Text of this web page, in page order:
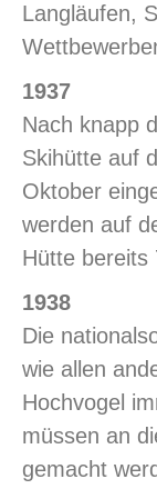
Langläufen,
1937
Nach knapp
Skihütte auf
Oktober
werden auf
Hütte bereits
1938
Die
wie allen
Hochvogel
müssen an
gemacht